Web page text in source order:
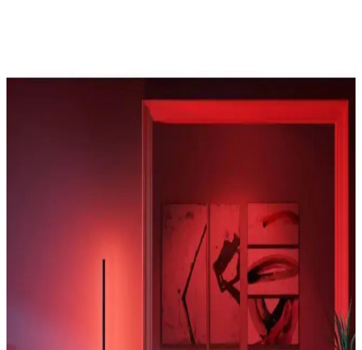
cm, G9 Duy, Siyah Metal, Renk Değiştirme
Neeko WALL STICK, 120 cm yükseklikte G9 duyla siyah metal
kaplamalı uzaktan kumandalı RGB aplike. Dimmer ve renk modu
Yüksek Performans ve Çok Yönlü Özellikler
Megamus Turbo D8, ergonomik tasarımı, yüksek hassasiyetli
kontrol özellikleri ve çoklu platform uyumluluğu ile oyun
deneyiminizi geliştiren teleskopik denetleyici.
Makay Mekanik LED Gaming Klavye ve Mouse
Seti Yüksek Performans ve Ergonomi İle Oyun
Deneyimini Zirveye Taşıyor